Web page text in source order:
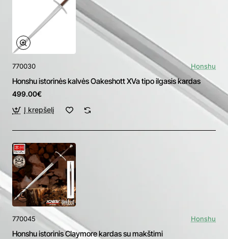
770030 Honshu
Honshu istorinės kalvės Oakeshott XVa tipo ilgasis kardas
499.00€
Į krepšelį
770045 Honshu
Honshu istorinis Claymore kardas su makštimi